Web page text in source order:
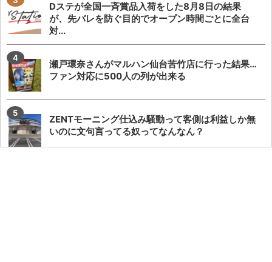
Dステが全国一斉賞品入荷をした8月8日の結果
が、先バレを防ぐ目的でオープン時間ごとに全台
対...
瀬戸環奈さんがマルハン仙台苦竹店に行った結果…
ファン対応に500人の列が出来る
ZENTモーニング仕込み騒動って客側は利益しか無
いのに文句言ってる奴ってなんなん？